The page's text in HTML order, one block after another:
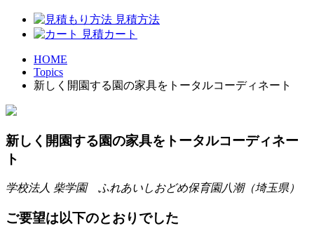
見積方法
見積カート
HOME
Topics
新しく開園する園の家具をトータルコーディネート
新しく開園する園の家具をトータルコーディネー
ト
学校法人 柴学園 ふれあいしおどめ保育園八潮（埼玉県）
ご要望は以下のとおりでした